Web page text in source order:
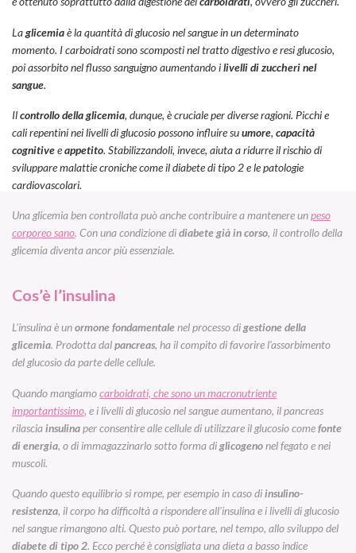
Laglicemiaè la quantità di glucosio nel sangue in un determinato
momento. I carboidrati sono scomposti nel tratto digestivo e resi glucosio,
poi assorbito nel flusso sanguigno aumentando ilivelli di zuccheri nel
sangue.
Ilcontrollo della glicemia, dunque, è cruciale per diverse ragioni. Picchi e
cali repentini nei livelli di glucosio possono influire suumore, capacità
cognitiveeappetito. Stabilizzandoli, invece, aiuta a ridurre il rischio di
sviluppare malattie croniche come il diabete di tipo 2 e le patologie
cardiovascolari.
Una glicemia ben controllata può anche contribuire a mantenere unpeso
corporeo sano. Con una condizione didiabete già in corso, il controllo della
glicemia diventa ancor più essenziale.
Cos’è l’insulina
L’insulina è unormone fondamentalenel processo digestione della
glicemia. Prodotta dalpancreas, ha il compito di favorire l’assorbimento
del glucosio da parte delle cellule.
Quando mangiamocarboidrati, che sono un macronutriente
importantissimo, e i livelli di glucosio nel sangue aumentano, il pancreas
rilasciainsulinaper consentire alle cellule di utilizzare il glucosio comefonte
di energia, o di immagazzinarlo sotto forma diglicogenonel fegato e nei
muscoli.
Quando questo equilibrio si rompe, per esempio in caso diinsulino-
resistenza, il corpo ha difficoltà a rispondere all’insulina e i livelli di glucosio
nel sangue rimangono alti. Questo può portare, nel tempo, allo sviluppo del
diabete di tipo 2. Ecco perché è consigliata una dieta a basso indice